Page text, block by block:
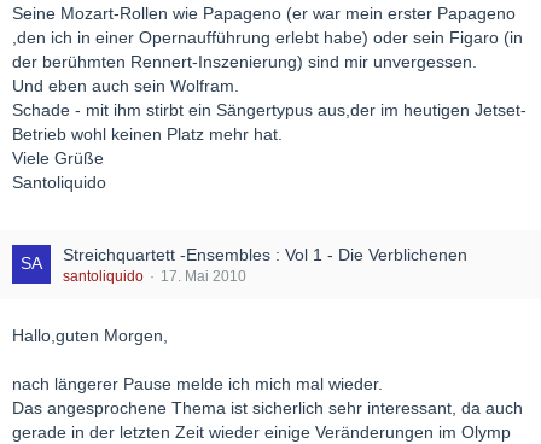
Seine Mozart-Rollen wie Papageno (er war mein erster Papageno
,den ich in einer Opernaufführung erlebt habe) oder sein Figaro (in
der berühmten Rennert-Inszenierung) sind mir unvergessen.
Und eben auch sein Wolfram.
Schade - mit ihm stirbt ein Sängertypus aus,der im heutigen Jetset-
Betrieb wohl keinen Platz mehr hat.
Viele Grüße
Santoliquido
Streichquartett -Ensembles : Vol 1 - Die Verblichenen
santoliquido 17. Mai 2010
Hallo,guten Morgen,
nach längerer Pause melde ich mich mal wieder.
Das angesprochene Thema ist sicherlich sehr interessant, da auch
gerade in der letzten Zeit wieder einige Veränderungen im Olymp